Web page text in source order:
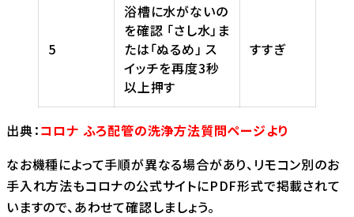
5
浴槽に水がないの
を確認 「さし水」ま
たは「ぬるめ」 ス
イッチを再度3秒
以上押す
すすぎ
出典：コロナ ふろ配管の洗浄方法質問ページより
なお機種によって手順が異なる場合があり、リモコン別のお
手入れ方法もコロナの公式サイトにPDF形式で掲載されて
いますので、あわせて確認しましょう。